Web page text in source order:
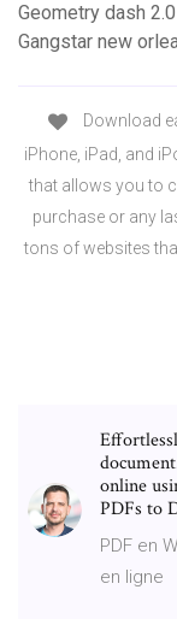
Geometry dash
Gangstar new
Download
iPhone, iPad, and
that allows you to
purchase or any
tons of websites
online
PDFs to
PDF en
en ligne